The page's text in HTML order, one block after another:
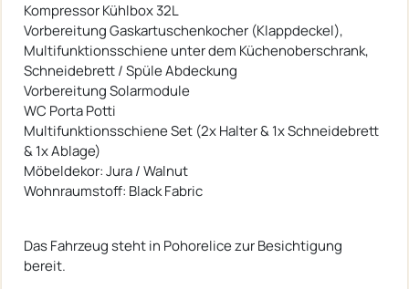
Kompressor Kühlbox 32L
Vorbereitung Gaskartuschenkocher (Klappdeckel),
Multifunktionsschiene unter dem Küchenoberschrank,
Schneidebrett / Spüle Abdeckung
Vorbereitung Solarmodule
WC Porta Potti
Multifunktionsschiene Set (2x Halter & 1x Schneidebrett
& 1x Ablage)
Möbeldekor: Jura / Walnut
Wohnraumstoff: Black Fabric
Das Fahrzeug steht in Pohorelice zur Besichtigung
bereit.